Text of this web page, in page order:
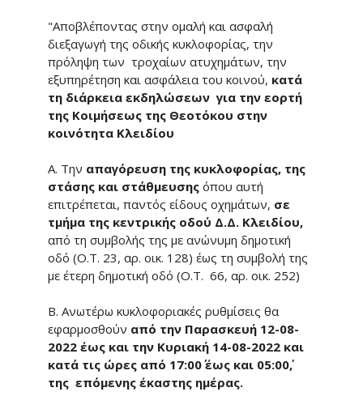
"Αποβλέποντας στην ομαλή και ασφαλή
διεξαγωγή της οδικής κυκλοφορίας, την
πρόληψη των τροχαίων ατυχημάτων, την
εξυπηρέτηση και ασφάλεια του κοινού, κατά
τη διάρκεια εκδηλώσεων για την εορτή
της Κοιμήσεως της Θεοτόκου στην
κοινότητα Κλειδίου
Α. Την απαγόρευση της κυκλοφορίας, της
στάσης και στάθμευσης όπου αυτή
επιτρέπεται, παντός είδους οχημάτων, σε
τμήμα της κεντρικής οδού Δ.Δ. Κλειδίου,
από τη συμβολής της με ανώνυμη δημοτική
οδό (Ο.Τ. 23, αρ. οικ. 128) έως τη συμβολή της
με έτερη δημοτική οδό (Ο.Τ. 66, αρ. οικ. 252)
Β. Ανωτέρω κυκλοφοριακές ρυθμίσεις θα
εφαρμοσθούν από την Παρασκευή 12-08-
2022 έως και την Κυριακή 14-08-2022 και
κατά τις ώρες από 17:00΄ έως και 05:00΄,
της επόμενης έκαστης ημέρας.